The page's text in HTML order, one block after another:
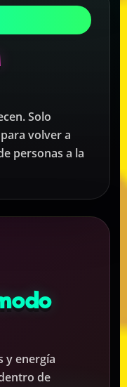
Solo
volver a
personas a la
y energía
de